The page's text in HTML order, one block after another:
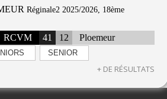
Réginale2 2025/2026, 18ème
RCVM 41 12 Ploemeur
SENIOR
+ DE RÉSULTATS